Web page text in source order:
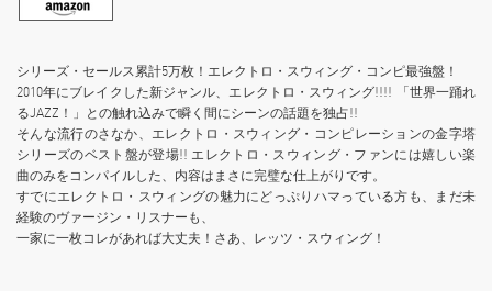
シリーズ・セールス累計5万枚！エレクトロ・スウィング・コンピ最強盤！
2010年にブレイクした新ジャンル、エレクトロ・スウィング!!!! 「世界一踊れ
るJAZZ！」との触れ込みで瞬く間にシーンの話題を独占!!
そんな流行のさなか、エレクトロ・スウィング・コンピレーションの金字塔
シリーズのベスト盤が登場!! エレクトロ・スウィング・ファンには嬉しい楽
曲のみをコンパイルした、内容はまさに完璧な仕上がりです。
すでにエレクトロ・スウィングの魅力にどっぷりハマっている方も、まだ未
経験のヴァージン・リスナーも、
一家に一枚コレがあれば大丈夫！さあ、レッツ・スウィング！